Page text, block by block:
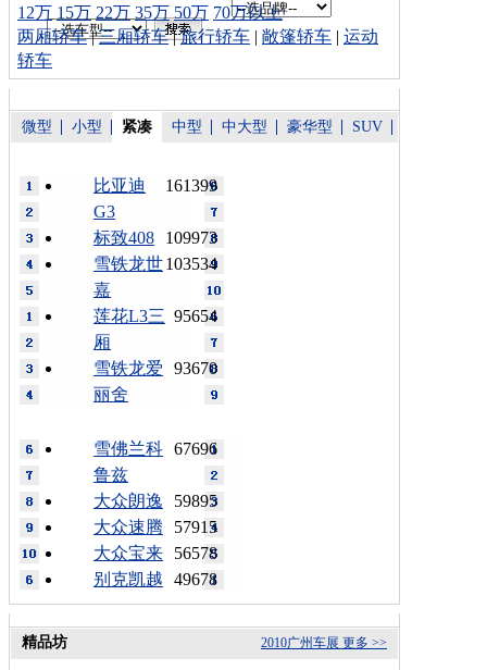
12万 15万 22万 35万 50万 70万以上
两厢轿车|三厢轿车|旅行轿车 | 敞篷轿车 | 运动
轿车
微型 小型 紧凑 中型 中大型 豪华型 SUV
161399
比亚迪
G3
109973
标致408
103534
雪铁龙世
嘉
95654
莲花L3三
厢
93670
雪铁龙爱
丽舍
67696
雪佛兰科
鲁兹
59895
大众朗逸
57915
大众速腾
56578
大众宝来
49678
别克凯越
更多 >>
2010广州车展
精品坊